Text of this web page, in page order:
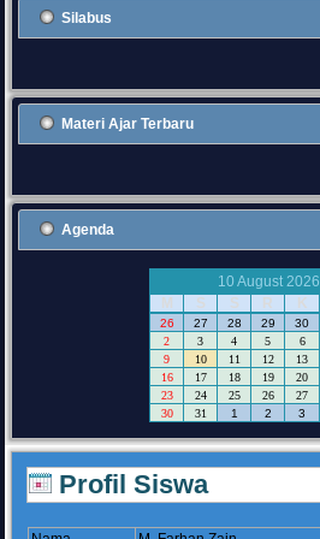
Silabus
Materi Ajar Terbaru
Agenda
10 August 2026
M
S S R K
26 27 28 29 30
2
3 4 5 6
9
10 11 12 13
16
17 18 19 20
23
24 25 26 27
30
31 1 2 3
Profil Siswa